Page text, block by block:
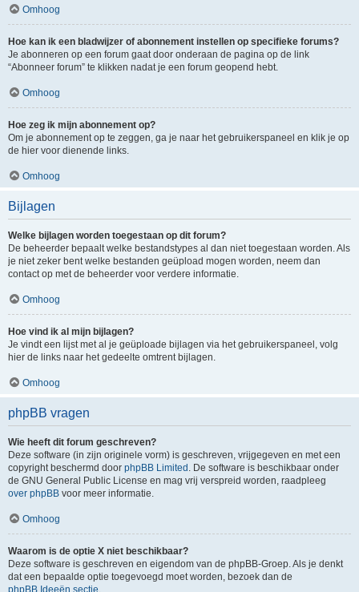
Omhoog
Hoe kan ik een bladwijzer of abonnement instellen op specifieke forums?
Je abonneren op een forum gaat door onderaan de pagina op de link
“Abonneer forum” te klikken nadat je een forum geopend hebt.
Omhoog
Hoe zeg ik mijn abonnement op?
Om je abonnement op te zeggen, ga je naar het gebruikerspaneel en klik je op
de hier voor dienende links.
Omhoog
Bijlagen
Welke bijlagen worden toegestaan op dit forum?
De beheerder bepaalt welke bestandstypes al dan niet toegestaan worden. Als
je niet zeker bent welke bestanden geüpload mogen worden, neem dan
contact op met de beheerder voor verdere informatie.
Omhoog
Hoe vind ik al mijn bijlagen?
Je vindt een lijst met al je geüploade bijlagen via het gebruikerspaneel, volg
hier de links naar het gedeelte omtrent bijlagen.
Omhoog
phpBB vragen
Wie heeft dit forum geschreven?
Deze software (in zijn originele vorm) is geschreven, vrijgegeven en met een
copyright beschermd door phpBB Limited . De software is beschikbaar onder
de GNU General Public License en mag vrij verspreid worden, raadpleeg
over phpBB voor meer informatie.
Omhoog
Waarom is de optie X niet beschikbaar?
Deze software is geschreven en eigendom van de phpBB-Groep. Als je denkt
dat een bepaalde optie toegevoegd moet worden, bezoek dan de
phpBB Ideeën sectie.